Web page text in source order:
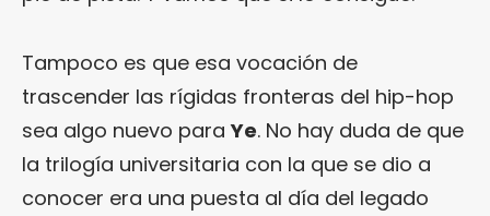
Tampoco es que esa vocación de
trascender las rígidas fronteras del hip-hop
sea algo nuevo paraYe. No hay duda de que
la trilogía universitaria con la que se dio a
conocer era una puesta al día del legado